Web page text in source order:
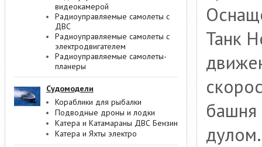
видеокамерой
Радиоуправляемые самолеты с
ДВС
Радиоуправляемые самолеты с
электродвигателем
Радиоуправляемые самолеты-
планеры
Судомодели
Кораблики для рыбалки
Подводные дроны и лодки
Катера и Катамараны ДВС Бензин
Катера и Яхты электро
Танк
дулом.